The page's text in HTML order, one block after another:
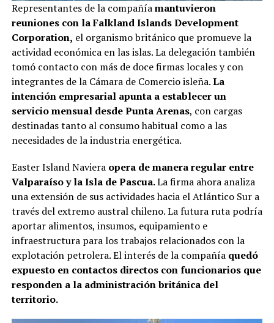
Representantes de la compañíamantuvieron
reuniones con la Falkland Islands Development
Corporation, el organismo británico que promueve la
actividad económica en las islas. La delegación también
tomó contacto con más de doce firmas locales y con
integrantes de la Cámara de Comercio isleña.La
intención empresarial apunta a establecer un
servicio mensual desde Punta Arenas, con cargas
destinadas tanto al consumo habitual como a las
necesidades de la industria energética.
Easter Island Navieraopera de manera regular entre
Valparaíso y la Isla de Pascua.La firma ahora analiza
una extensión de sus actividades hacia el Atlántico Sur a
través del extremo austral chileno. La futura ruta podría
aportar alimentos, insumos, equipamiento e
infraestructura para los trabajos relacionados con la
explotación petrolera. El interés de la compañía quedó
expuesto en contactos directos con funcionarios que
responden a la administración británica del
territorio.